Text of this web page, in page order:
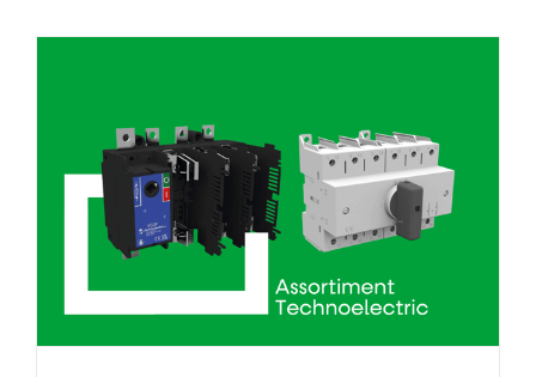
Maak kennis met Technoelectric
bij C&S Benelux